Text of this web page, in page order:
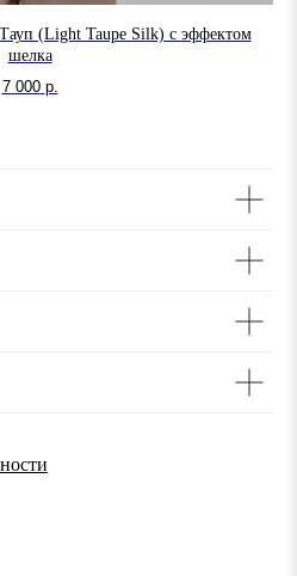
(Light Taupe Silk) с эффектом
шелка
7 000 р.